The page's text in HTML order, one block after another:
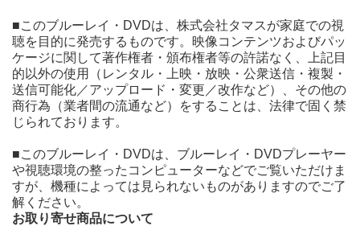
■このブルーレイ・DVDは、株式会社タマスが家庭での視
聴を目的に発売するものです。映像コンテンツおよびパッ
ケージに関して著作権者・頒布権者等の許諾なく、上記目
的以外の使用（レンタル・上映・放映・公衆送信・複製・
送信可能化／アップロード・変更／改作など）、その他の
商行為（業者間の流通など）をすることは、法律で固く禁
じられております。
■このブルーレイ・DVDは、ブルーレイ・DVDプレーヤー
や視聴環境の整ったコンピューターなどでご覧いただけま
すが、機種によっては見られないものがありますのでご了
解ください。
お取り寄せ商品について